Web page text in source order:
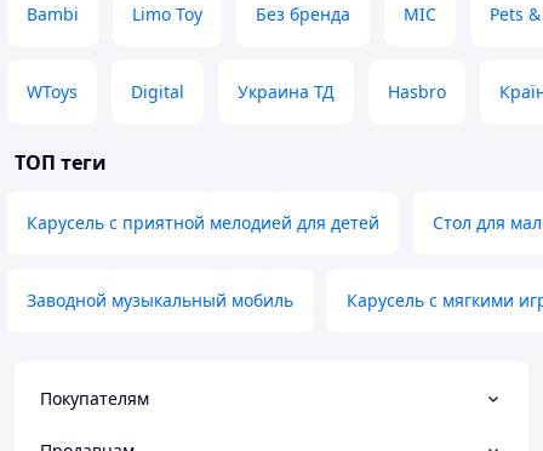
Bambi Limo Toy Без бренда MIC Pets
WToys Digital Украина ТД Hasbro
ТОП теги
Карусель с приятной мелодией для детей Стол для
Заводной музыкальный мобиль Карусель с мягкими
Покупателям